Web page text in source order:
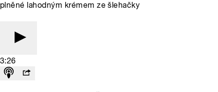
plněné lahodným krémem ze šlehačky
3:26